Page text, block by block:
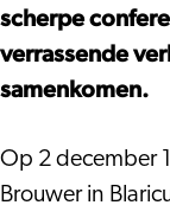
scherpe
verrassende
samenkomen.
Op 2 december
Brouwer in